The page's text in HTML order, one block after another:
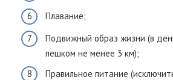
Плавание;
Подвижный образ жизни (в
пешком не менее 3 км);
Правильное питание